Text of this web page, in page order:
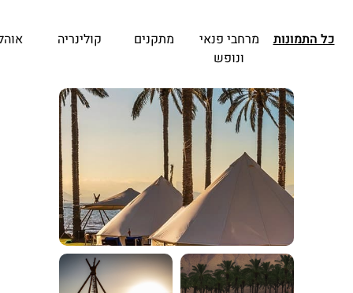
כל התמונות
מרחבי פנאי
ונופש
מתקנים קולינריה